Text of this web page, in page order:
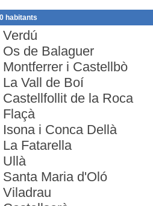
habitants
Os de Balaguer
Montferrer i Castellbò
La Vall de Boí
Castellfollit de la Roca
Flaçà
Isona i Conca Dellà
Fatarella
Ullà
Santa Maria d'Oló